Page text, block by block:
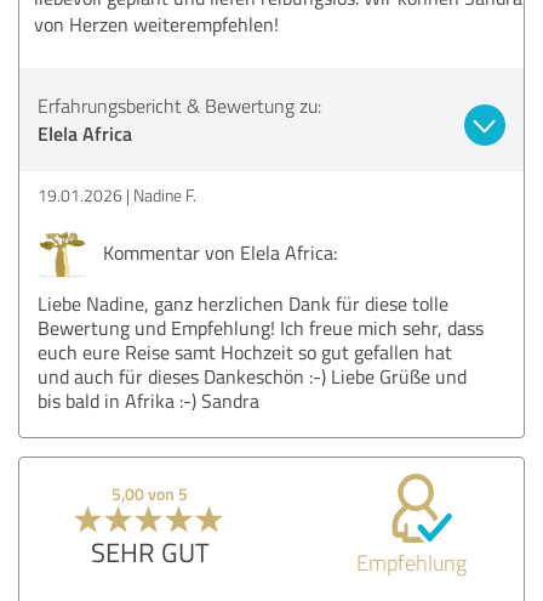
von Herzen weiterempfehlen!
Erfahrungsbericht & Bewertung zu:
Elela Africa
19.01.2026 Nadine F.
Kommentar von Elela Africa:
Liebe Nadine, ganz herzlichen Dank für diese tolle
Bewertung und Empfehlung! Ich freue mich sehr, dass
euch eure Reise samt Hochzeit so gut gefallen hat
und auch für dieses Dankeschön :-) Liebe Grüße und
bis bald in Afrika :-) Sandra
5,00 von 5
SEHR GUT Empfehlung